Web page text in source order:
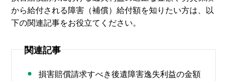
から給付される障害（補償）給付額を知りたい方は、以
下の関連記事をお役立てください。
関連記事
損害賠償請求すべき後遺障害逸失利益の金額